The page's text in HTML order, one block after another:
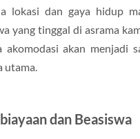
lokasi dan gaya hidup
yang tinggal di asrama
akomodasi akan menjadi
utama.
dan Beasiswa